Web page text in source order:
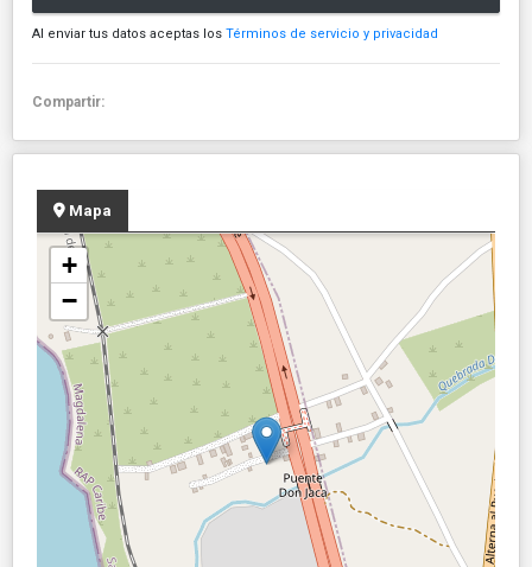
Al enviar tus datos aceptas los Términos de servicio y privacidad
Compartir:
Mapa
+
−